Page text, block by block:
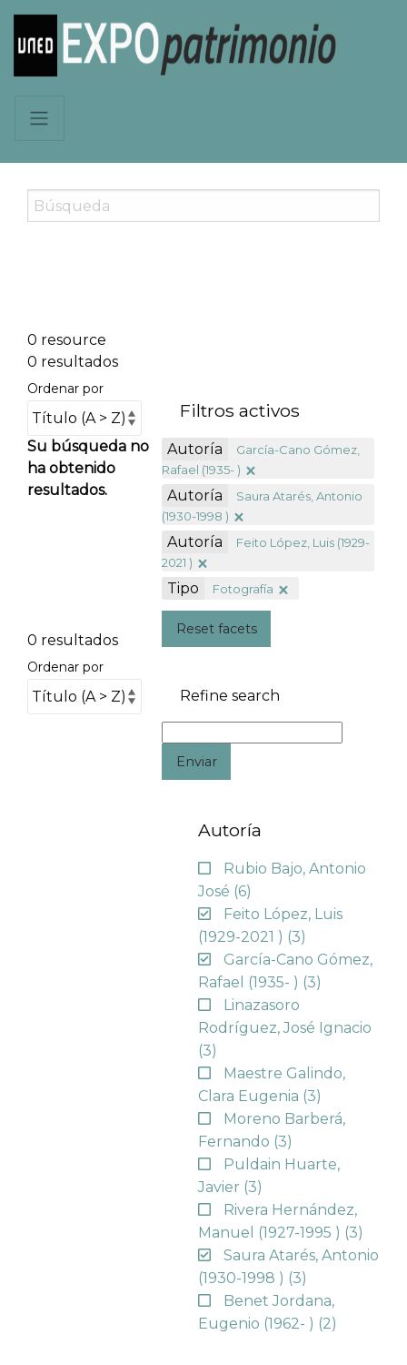
0 resource
0 resultados
Ordenar por
Su búsqueda no
ha obtenido
resultados.
0 resultados
Ordenar por
Filtros activos
Autoría
García-Cano Gómez,
Rafael (1935- )
Autoría
Saura Atarés, Antonio
(1930-1998 )
Autoría
Feito López, Luis (1929-
2021 )
Tipo Fotografía
Reset facets
Refine search
Enviar
Autoría
Rubio Bajo, Antonio
José (6)
Feito López, Luis
(1929-2021 ) (3)
García-Cano Gómez,
Rafael (1935- ) (3)
Linazasoro
Rodríguez, José Ignacio
(3)
Maestre Galindo,
Clara Eugenia (3)
Moreno Barberá,
Fernando (3)
Puldain Huarte,
Javier (3)
Rivera Hernández,
Manuel (1927-1995 ) (3)
Saura Atarés, Antonio
(1930-1998 ) (3)
Benet Jordana,
Eugenio (1962- ) (2)